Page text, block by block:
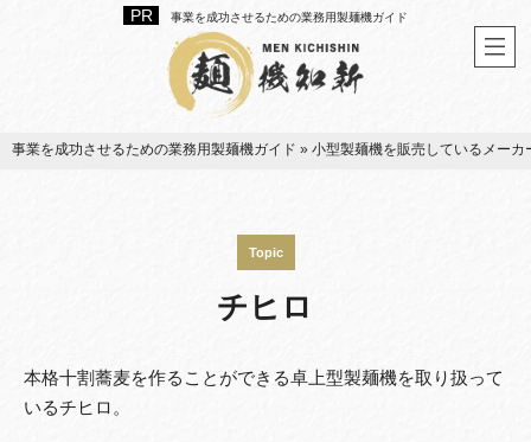
事業を成功させるための業務用製麺機ガイド
事業を成功させるための業務用製麺機ガイド » 小型製麺機を販売しているメーカ
Topic
チヒロ
本格十割蕎麦を作ることができる卓上型製麺機を取り扱って
いるチヒロ。